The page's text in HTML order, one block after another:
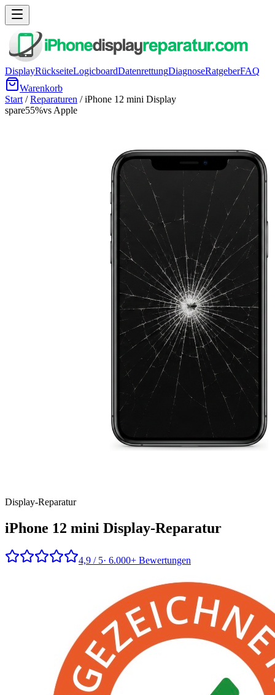
DisplayRückseiteLogicboardDatenrettungDiagnoseRatgeberFAQ
Warenkorb
Start /Reparaturen /iPhone 12 mini Display
spare55%vs Apple
Display-Reparatur
iPhone 12 mini Display-Reparatur
4,9 / 5· 6.000+ Bewertungen